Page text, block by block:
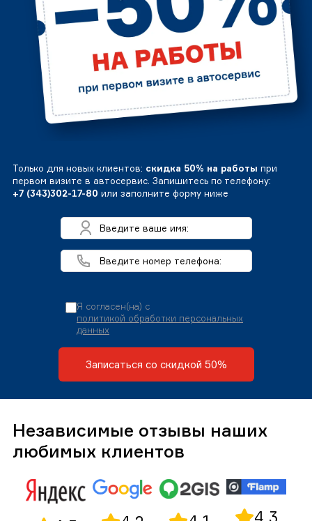
Только для новых клиентов: скидка 50% на работы при
первом визите в автосервис. Запишитесь по телефону:
+7 (343)302-17-80 или заполните форму ниже
Я согласен(на) с
политикой обработки персональных
данных
Записаться со скидкой 50%
Независимые отзывы наших
любимых клиентов
4,3